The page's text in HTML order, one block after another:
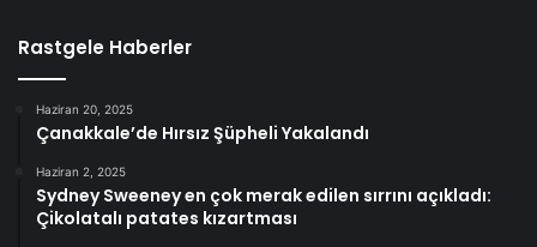
Rastgele Haberler
Haziran 20, 2025
Çanakkale’de Hırsız Şüpheli Yakalandı
Haziran 2, 2025
Sydney Sweeney en çok merak edilen sırrını açıkladı:
Çikolatalı patates kızartması